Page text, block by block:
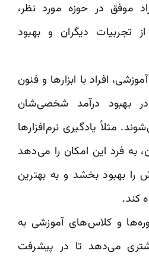
موفق در حوزه مورد نظر،
تجربیات دیگران و بهبود
افراد با ابزارها و فنون
بهبود درآمد شخصی‌شان
مثلاً یادگیری نرم‌افزارها
به فرد این امکان را می‌دهد
را بهبود بخشد و به بهترین
کند.
و کلاس‌های آموزشی به
می‌دهد تا در پیشرفت